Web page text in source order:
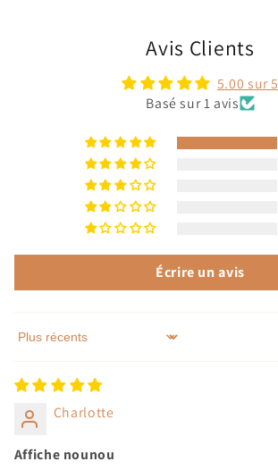
Avis Clients
5.00 sur 5
Basé sur 1 avis
Écrire un avis
Sort by
Charlotte
Affiche nounou